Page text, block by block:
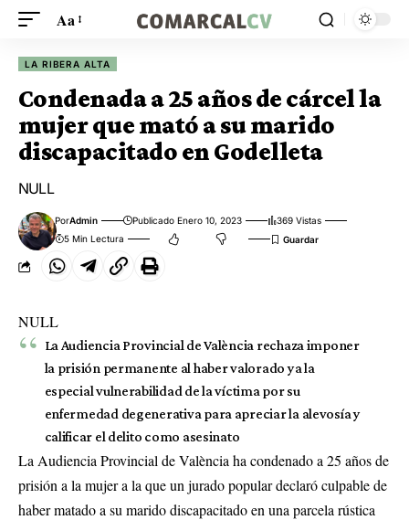
Aa
LA RIBERA ALTA
Condenada a 25 años de cárcel la
mujer que mató a su marido
discapacitado en Godelleta
NULL
PorAdmin Publicado Enero 10, 2023
369 Vistas
5 Min Lectura
NULL
La Audiencia Provincial de València rechaza imponer
la prisión permanente al haber valorado ya la
especial vulnerabilidad de la víctima por su
enfermedad degenerativa para apreciar la alevosía y
calificar el delito como asesinato
La Audiencia Provincial de València ha condenado a 25 años de
prisión a la mujer a la que un jurado popular declaró culpable de
haber matado a su marido discapacitado en una parcela rústica